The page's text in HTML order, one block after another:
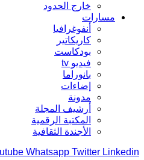
خارج الحدود
مسارات
أنفوغرافيا
كاريكاتير
بودكاست
فيديو tv
بانوراما
إضاءات
مدونة
أرشيف المجلة
المكتبة الرقمية
الأجندة الثقافية
Whatsapp Twitter Linkedin